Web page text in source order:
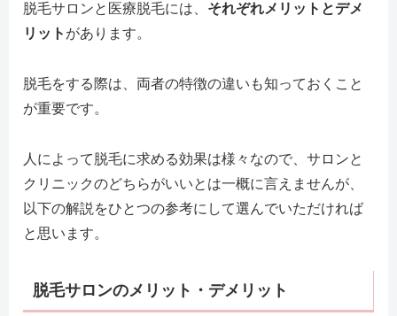
脱毛サロンと医療脱毛には、 それぞれメリットとデメ
リット があります。
脱毛をする際は、両者の特徴の違いも知っておくこと
が重要です。
人によって脱毛に求める効果は様々なので、サロンと
クリニックのどちらがいいとは一概に言えませんが、
以下の解説をひとつの参考にして選んでいただければ
と思います。
脱毛サロンのメリット・デメリット